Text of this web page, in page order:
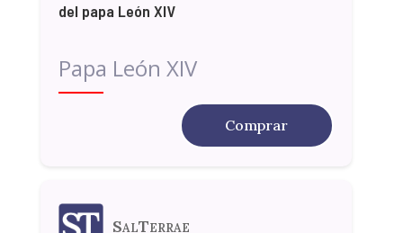
del papa León XIV
Papa León XIV
Comprar
SalTerrae